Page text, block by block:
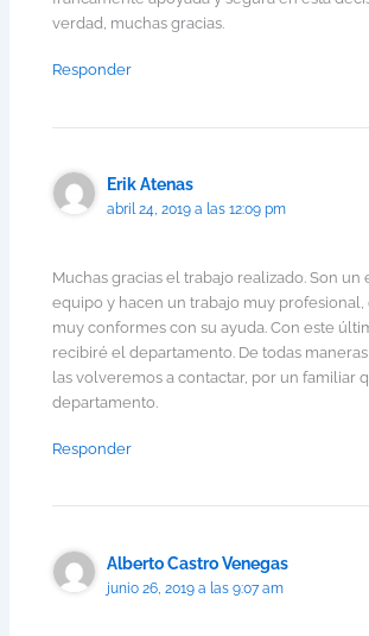
verdad, muchas gracias.
Responder
Erik Atenas
abril 24, 2019 a las 12:09 pm
Muchas gracias el trabajo realizado. Son
equipo y hacen un trabajo muy profesional,
muy conformes con su ayuda. Con este
recibiré el departamento. De todas
las volveremos a contactar, por un familiar
departamento.
Responder
Alberto Castro Venegas
junio 26, 2019 a las 9:07 am